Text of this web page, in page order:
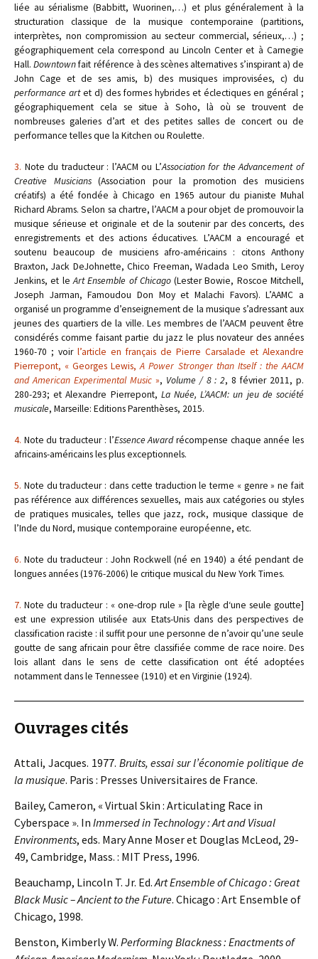
liée au sérialisme (Babbitt, Wuorinen,…) et plus généralement à la
structuration classique de la musique contemporaine (partitions,
interprètes, non compromission au secteur commercial, sérieux,…) ;
géographiquement cela correspond au Lincoln Center et à Carnegie
Hall.Downtownfait référence à des scènes alternatives s’inspirant a) de
John Cage et de ses amis, b) des musiques improvisées, c) du
performance artet d) des formes hybrides et éclectiques en général ;
géographiquement cela se situe à Soho, là où se trouvent de
nombreuses galeries d’art et des petites salles de concert ou de
performance telles que la Kitchen ou Roulette.
3. Note du traducteur : l’AACM ou L’Association for the Advancement of
Creative Musicians(Association pour la promotion des musiciens
créatifs) a été fondée à Chicago en 1965 autour du pianiste Muhal
Richard Abrams. Selon sa chartre, l’AACM a pour objet de promouvoir la
musique sérieuse et originale et de la soutenir par des concerts, des
enregistrements et des actions éducatives. L’AACM a encouragé et
soutenu beaucoup de musiciens afro-américains : citons Anthony
Braxton, Jack DeJohnette, Chico Freeman, Wadada Leo Smith, Leroy
Jenkins, et leArt Ensemble of Chicago(Lester Bowie, Roscoe Mitchell,
Joseph Jarman, Famoudou Don Moy et Malachi Favors). L’AAMC a
organisé un programme d’enseignement de la musique s’adressant aux
jeunes des quartiers de la ville. Les membres de l’AACM peuvent être
considérés comme faisant partie du jazz le plus novateur des années
1960-70 ; voir l’article en français de Pierre Carsalade et Alexandre
Pierrepont, « Georges Lewis,A Power Stronger than Itself : the AACM
and American Experimental Music», Volume / 8 : 2, 8 février 2011, p.
280-293; et Alexandre Pierrepont, La Nuée, L’AACM: un jeu de société
musicale, Marseille: Editions Parenthèses, 2015.
4. Note du traducteur : l’Essence Awardrécompense chaque année les
africains-américains les plus exceptionnels.
5. Note du traducteur : dans cette traduction le terme « genre » ne fait
pas référence aux différences sexuelles, mais aux catégories ou styles
de pratiques musicales, telles que jazz, rock, musique classique de
l’Inde du Nord, musique contemporaine européenne, etc.
6.Note du traducteur : John Rockwell (né en 1940) a été pendant de
longues années (1976-2006) le critique musical du New York Times.
7.Note du traducteur : « one-drop rule » [la règle d‘une seule goutte]
est une expression utilisée aux Etats-Unis dans des perspectives de
classification raciste : il suffit pour une personne de n’avoir qu’une seule
goutte de sang africain pour être classifiée comme de race noire. Des
lois allant dans le sens de cette classification ont été adoptées
notamment dans le Tennessee (1910) et en Virginie (1924).
Ouvrages cités
Attali, Jacques. 1977. Bruits, essai sur l’économie politique de
la musique. Paris : Presses Universitaires de France.
Bailey, Cameron, « Virtual Skin : Articulating Race in
Cyberspace ». In Immersed in Technology : Art and Visual
Environments, eds. Mary Anne Moser et Douglas McLeod, 29-
49, Cambridge, Mass. : MIT Press, 1996.
Beauchamp, Lincoln T. Jr. Ed.Art Ensemble of Chicago : Great
Black Music – Ancient to the Future. Chicago : Art Ensemble of
Chicago, 1998.
Benston, Kimberly W. Performing Blackness : Enactments of